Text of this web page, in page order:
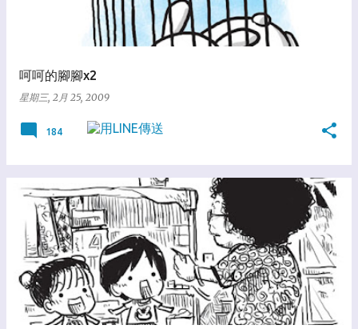
呵呵的腳腳x2
星期三, 2月 25, 2009
184